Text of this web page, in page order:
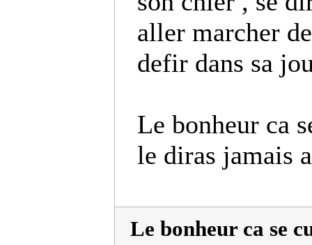
aller marcher
defir dans sa
Le bonheur ca
le diras jamais
Le bonheur ca se